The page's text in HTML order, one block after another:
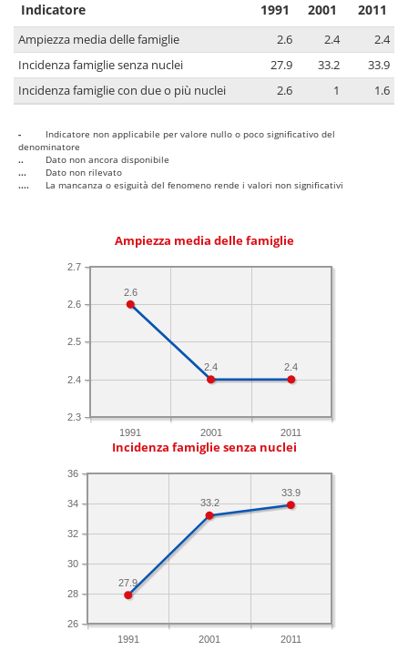
Indicatore 1991 2001 2011
Ampiezza media delle famiglie 2.6 2.4
2.4
Incidenza famiglie senza nuclei
27.9 33.2
33.9
Incidenza famiglie con due o più nuclei
2.6 1 1.6
-
Indicatore non applicabile per valore nullo o poco significativo del
denominatore
..
Dato non ancora disponibile
...
Dato non rilevato
....
La mancanza o esiguità del fenomeno rende i valori non significativi
Ampiezza media delle famiglie
1991 2001 2011
2.3
2.4
2.5
2.6
2.7
2.4
2.4
2.6
Incidenza famiglie senza nuclei
1991 2001 2011
26
28
30
32
34
36
33.9
33.2
27.9